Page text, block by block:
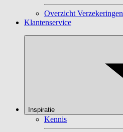
Overzicht Verzekeringen
Klantenservice
Inspiratie
Kennis